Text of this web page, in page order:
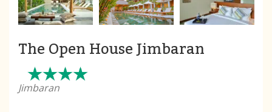
The Open House Jimbaran
Jimbaran